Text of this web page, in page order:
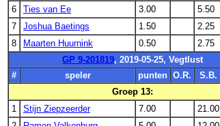
6
Ties van Ee 3.00 5.50
7
Joshua Baetings 1.50 2.25
8
Maarten Huurnink 0.50 2.75
GP 9-201819, 2019-05-25, Vegtlust
#
speler punten O.R. S.B.
Groep 13:
1
Stijn Ziepzeerder 7.00 21.00